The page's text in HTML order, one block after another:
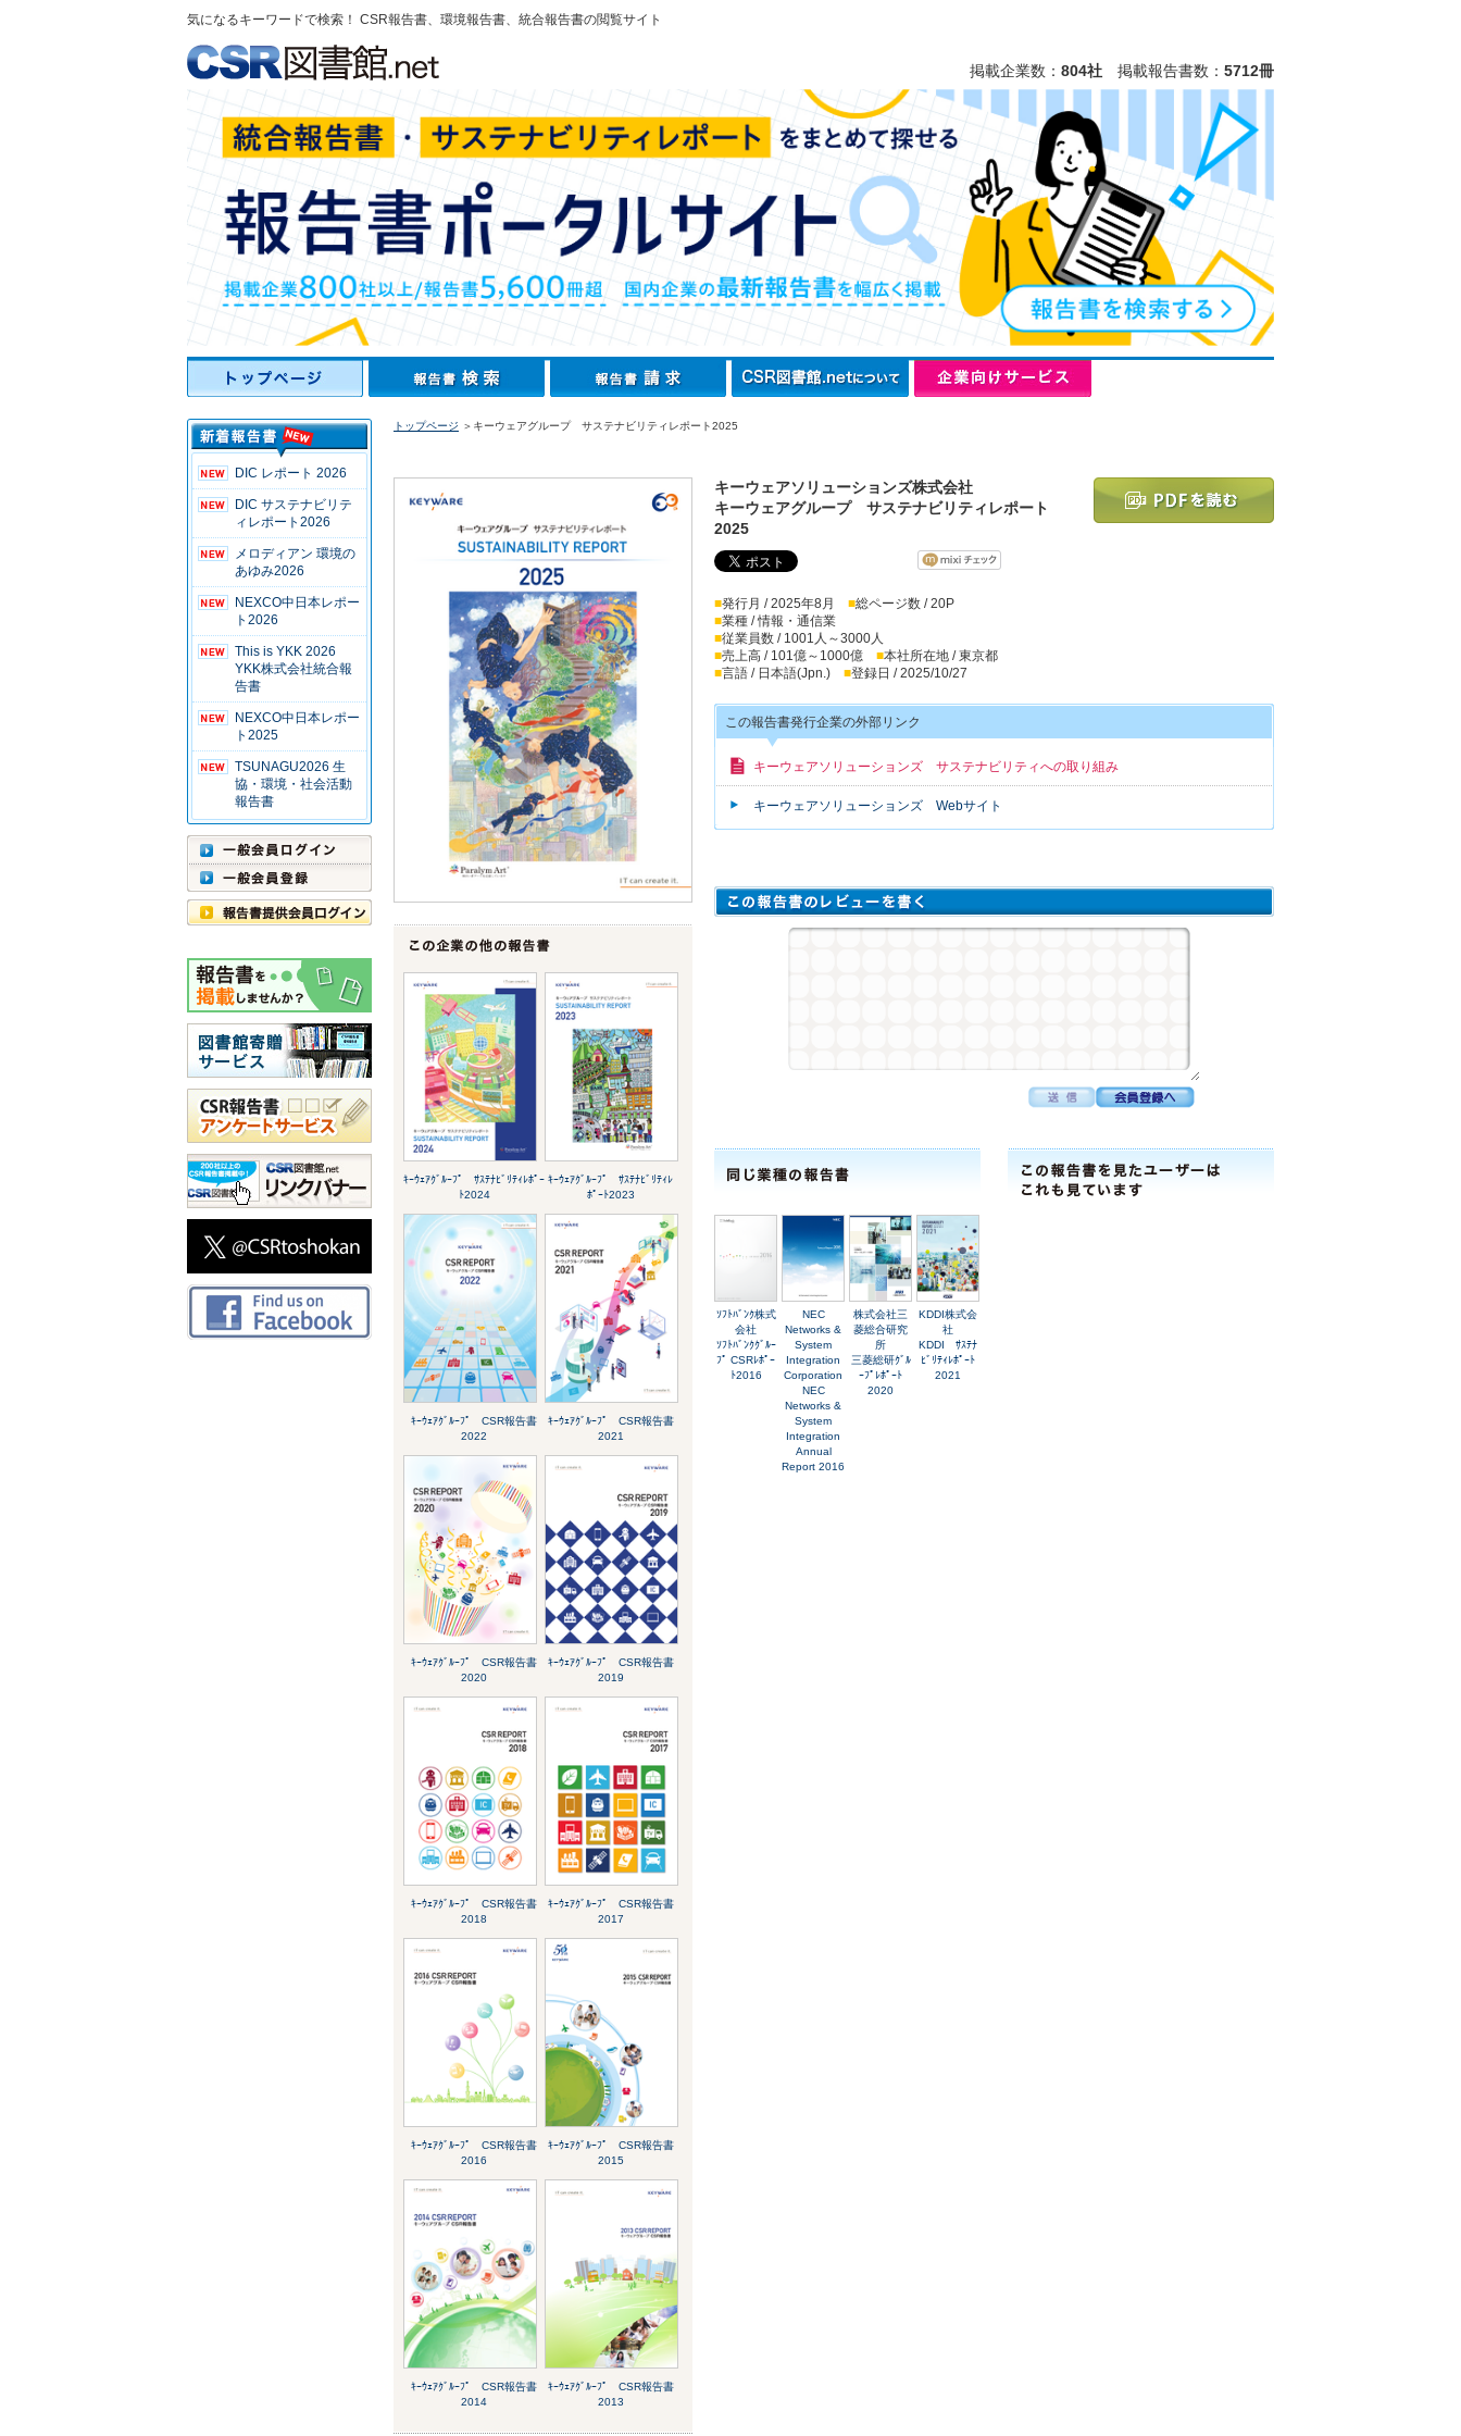
気になるキーワードで検索！ CSR報告書、環境報告書、統合報告書の閲覧サイト
掲載企業数： 804社 掲載報告書数： 5712冊
DIC レポート 2026
DIC サステナビリテ
ィレポート2026
メロディアン 環境の
あゆみ2026
NEXCO中日本レポー
ト2026
This is YKK 2026
YKK株式会社統合報
告書
NEXCO中日本レポー
ト2025
TSUNAGU2026 生
協・環境・社会活動
報告書
トップページ ＞キーウェアグループ サステナビリティレポート2025
ｷｰｳｪｱｸﾞﾙｰﾌﾟ ｻｽﾃﾅﾋﾞﾘﾃｨﾚﾎﾟｰ
ﾄ2024
ｷｰｳｪｱｸﾞﾙｰﾌﾟ ｻｽﾃﾅﾋﾞﾘﾃｨﾚ
ﾎﾟｰﾄ2023
ｷｰｳｪｱｸﾞﾙｰﾌﾟ CSR報告書
2022
ｷｰｳｪｱｸﾞﾙｰﾌﾟ CSR報告書
2021
ｷｰｳｪｱｸﾞﾙｰﾌﾟ CSR報告書
2020
ｷｰｳｪｱｸﾞﾙｰﾌﾟ CSR報告書
2019
ｷｰｳｪｱｸﾞﾙｰﾌﾟ CSR報告書
2018
ｷｰｳｪｱｸﾞﾙｰﾌﾟ CSR報告書
2017
ｷｰｳｪｱｸﾞﾙｰﾌﾟ CSR報告書
2016
ｷｰｳｪｱｸﾞﾙｰﾌﾟ CSR報告書
2015
ｷｰｳｪｱｸﾞﾙｰﾌﾟ CSR報告書
2014
ｷｰｳｪｱｸﾞﾙｰﾌﾟ CSR報告書
2013
キーウェアソリューションズ株式会社
キーウェアグループ サステナビリティレポート
2025
■発行月 / 2025年8月 ■総ページ数 / 20P
■業種 / 情報・通信業
■従業員数 / 1001人～3000人
■売上高 / 101億～1000億 ■本社所在地 / 東京都
■言語 / 日本語(Jpn.) ■登録日 / 2025/10/27
この報告書発行企業の外部リンク
キーウェアソリューションズ サステナビリティへの取り組み
キーウェアソリューションズ Webサイト
ｿﾌﾄﾊﾞﾝｸ株式
会社
ｿﾌﾄﾊﾞﾝｸｸﾞﾙｰ
ﾌﾟ CSRﾚﾎﾟｰ
ﾄ2016
NEC
Networks &
System
Integration
Corporation
NEC
Networks &
System
Integration
Annual
Report 2016
株式会社三
菱総合研究
所
三菱総研ｸﾞﾙ
ｰﾌﾟﾚﾎﾟｰﾄ
2020
KDDI株式会
社
KDDI ｻｽﾃﾅ
ﾋﾞﾘﾃｨﾚﾎﾟｰﾄ
2021